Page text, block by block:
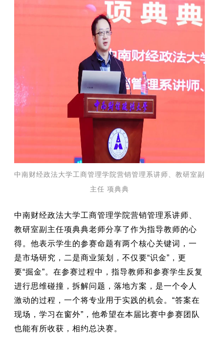
中南财经政法大学工商管理学院营销管理系讲师、教研室副
主任 项典典
中南财经政法大学工商管理学院营销管理系讲师、
教研室副主任项典典老师分享了作为指导教师的心
得。他表示学生的参赛命题有两个核心关键词，一
是市场研究，二是商业策划，不仅要“识金”，更
要“掘金”。在参赛过程中，指导教师和参赛学生反复
进行思维碰撞，拆解问题，落地方案，是一个令人
激动的过程，一个将专业用于实践的机会。“答案在
现场，学习在窗外”，他希望在本届比赛中参赛团队
也能有所收获，相约总决赛。